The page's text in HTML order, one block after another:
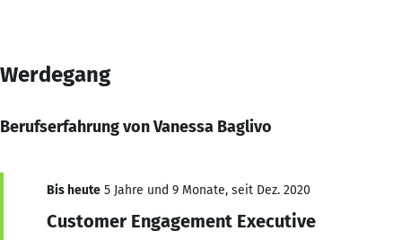
Werdegang
Berufserfahrung von Vanessa Baglivo
Bis heute 5 Jahre und 9 Monate, seit Dez. 2020
Customer Engagement Executive